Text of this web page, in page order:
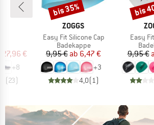
Preis
€
+8
(23)
MARKE
ZOGGS
Artikel
Easy Fit Silicone Cap
Produktgruppe
Badekappe
Preis
9,95 € reduzierter Preis
ab 6,47 €
+3
4,0(1)
Rabatt
bis 35%
Artikel
Easy
9,95 €
Rabatt
bis